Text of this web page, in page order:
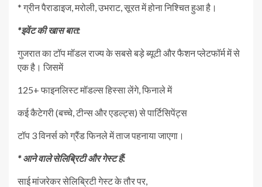
* ग्रीन पैराडाइज, मरोली, उभराट, सूरत में होना निश्चित हुआ है।
*इवेंट की खास बात:
गुजरात का टॉप मॉडल राज्य के सबसे बड़े ब्यूटी और फैशन प्लेटफॉर्म में से
एक है। जिसमें
125+ फाइनलिस्ट मॉडल्स हिस्सा लेंगे, फिनाले में
कई कैटेगरी (बच्चे, टीन्स और एडल्ट्स) से पार्टिसिपेंट्स
टॉप 3 विनर्स को ग्रैंड फिनले में ताज पहनाया जाएगा।
* आने वाले सेलिब्रिटी और गेस्ट हैं:
साई मांजरेकर सेलिब्रिटी गेस्ट के तौर पर,